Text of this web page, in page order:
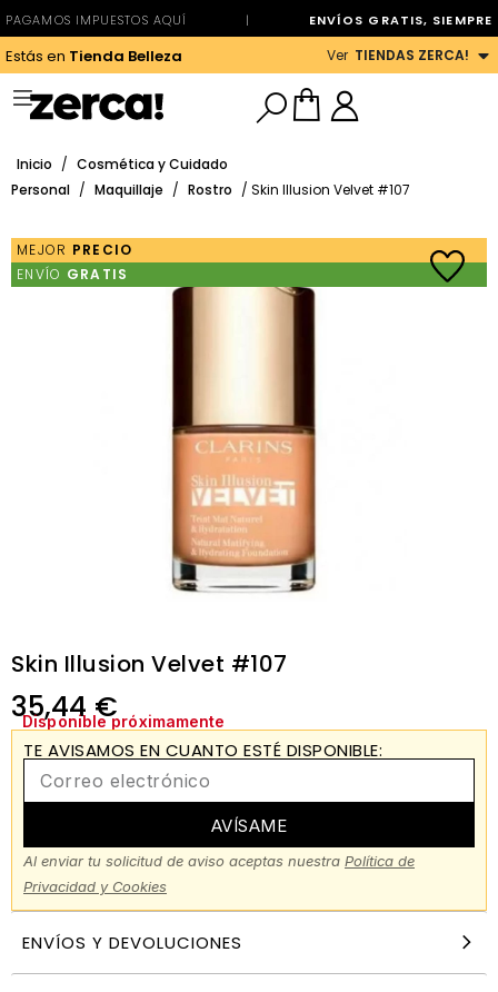
PAGAMOS IMPUESTOS AQUÍ | ENVÍOS GRATIS, SIEMPRE
Estás en Tienda Belleza Ver TIENDAS ZERCA!
Inicio / Cosmética y Cuidado
Personal / Maquillaje / Rostro / Skin Illusion Velvet #107
MEJOR PRECIO
ENVÍO GRATIS
Skin Illusion Velvet #107
35,44€
Disponible próximamente
TE AVISAMOS EN CUANTO ESTÉ DISPONIBLE:
AVÍSAME
Al enviar tu solicitud de aviso aceptas nuestra Política de
Privacidad y Cookies
ENVÍOS Y DEVOLUCIONES